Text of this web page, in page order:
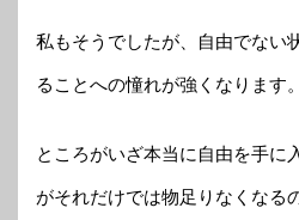
私もそうでしたが、自由でない
ることへの憧れが強くなります。
ところがいざ本当に自由を手に
がそれだけでは物足りなくなる